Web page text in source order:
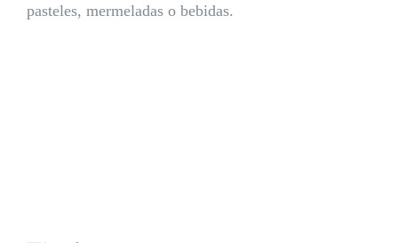
pasteles, mermeladas o bebidas.